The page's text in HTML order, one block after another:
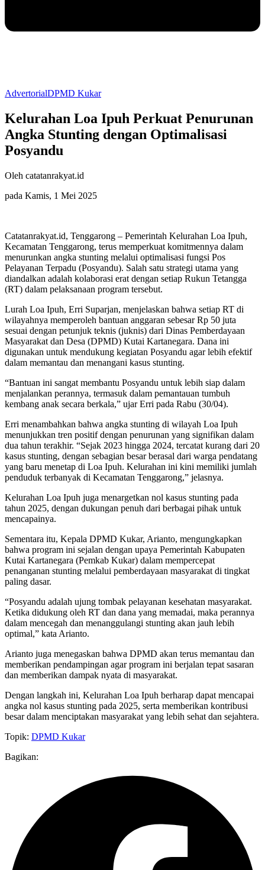
AdvertorialDPMD Kukar
Kelurahan Loa Ipuh Perkuat Penurunan
Angka Stunting dengan Optimalisasi
Posyandu
Oleh catatanrakyat.id
pada Kamis, 1 Mei 2025
Catatanrakyat.id, Tenggarong – Pemerintah Kelurahan Loa Ipuh,
Kecamatan Tenggarong, terus memperkuat komitmennya dalam
menurunkan angka stunting melalui optimalisasi fungsi Pos
Pelayanan Terpadu (Posyandu). Salah satu strategi utama yang
diandalkan adalah kolaborasi erat dengan setiap Rukun Tetangga
(RT) dalam pelaksanaan program tersebut.
Lurah Loa Ipuh, Erri Suparjan, menjelaskan bahwa setiap RT di
wilayahnya memperoleh bantuan anggaran sebesar Rp 50 juta
sesuai dengan petunjuk teknis (juknis) dari Dinas Pemberdayaan
Masyarakat dan Desa (DPMD) Kutai Kartanegara. Dana ini
digunakan untuk mendukung kegiatan Posyandu agar lebih efektif
dalam memantau dan menangani kasus stunting.
“Bantuan ini sangat membantu Posyandu untuk lebih siap dalam
menjalankan perannya, termasuk dalam pemantauan tumbuh
kembang anak secara berkala,” ujar Erri pada Rabu (30/04).
Erri menambahkan bahwa angka stunting di wilayah Loa Ipuh
menunjukkan tren positif dengan penurunan yang signifikan dalam
dua tahun terakhir. “Sejak 2023 hingga 2024, tercatat kurang dari 20
kasus stunting, dengan sebagian besar berasal dari warga pendatang
yang baru menetap di Loa Ipuh. Kelurahan ini kini memiliki jumlah
penduduk terbanyak di Kecamatan Tenggarong,” jelasnya.
Kelurahan Loa Ipuh juga menargetkan nol kasus stunting pada
tahun 2025, dengan dukungan penuh dari berbagai pihak untuk
mencapainya.
Sementara itu, Kepala DPMD Kukar, Arianto, mengungkapkan
bahwa program ini sejalan dengan upaya Pemerintah Kabupaten
Kutai Kartanegara (Pemkab Kukar) dalam mempercepat
penanganan stunting melalui pemberdayaan masyarakat di tingkat
paling dasar.
“Posyandu adalah ujung tombak pelayanan kesehatan masyarakat.
Ketika didukung oleh RT dan dana yang memadai, maka perannya
dalam mencegah dan menanggulangi stunting akan jauh lebih
optimal,” kata Arianto.
Arianto juga menegaskan bahwa DPMD akan terus memantau dan
memberikan pendampingan agar program ini berjalan tepat sasaran
dan memberikan dampak nyata di masyarakat.
Dengan langkah ini, Kelurahan Loa Ipuh berharap dapat mencapai
angka nol kasus stunting pada 2025, serta memberikan kontribusi
besar dalam menciptakan masyarakat yang lebih sehat dan sejahtera.
Topik: DPMD Kukar
Bagikan: